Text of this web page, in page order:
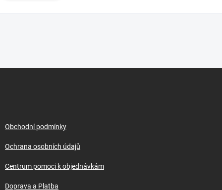
Obchodní podmínky
Ochrana osobních údajů
Centrum pomoci k objednávkám
Doprava a Platba